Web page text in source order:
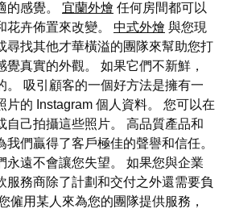
的感覺。 宜蘭外燴 任何房間都可以
花卉佈置來改變。 中式外燴 與您現
尋找其他才華橫溢的團隊來幫助您打
真實的外觀。 如果它們不新鮮，
。 吸引顧客的一個好方法是擁有一
片的 Instagram 個人資料。 您可以在
自己拍攝這些照片。 高品質產品和
們贏得了客戶極佳的聲譽和信任。
永遠不會讓您失望。 如果您與企業
服務商除了計劃和交付之外還需要負
僱用某人來為您的團隊提供服務，